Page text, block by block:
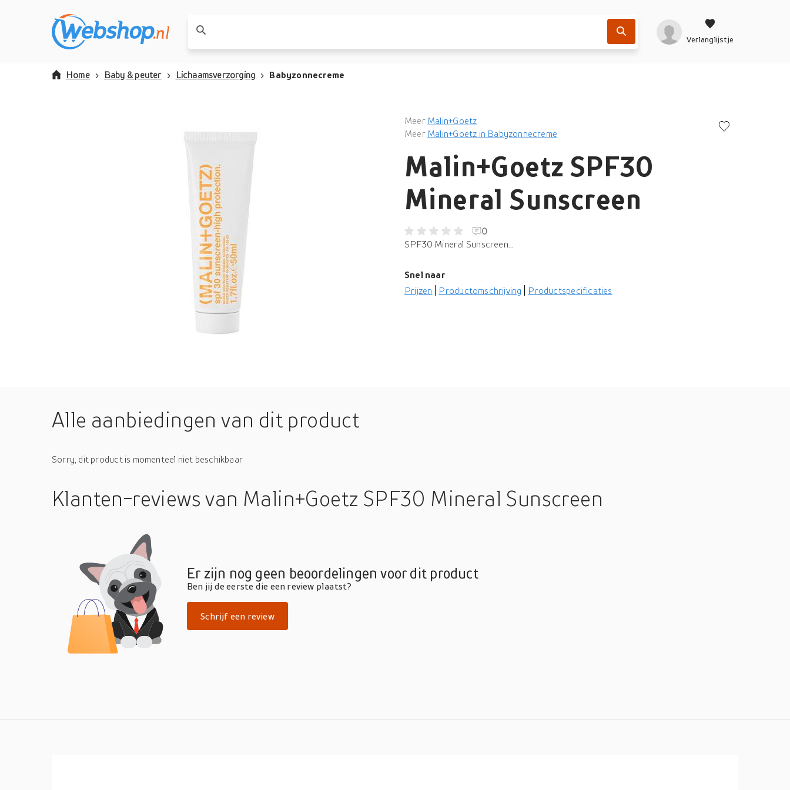
Verlanglijstje
Home Baby & peuter Lichaamsverzorging Babyzonnecreme
Meer Malin+Goetz
Meer Malin+Goetz in Babyzonnecreme
Malin+Goetz SPF30
Mineral Sunscreen
0
SPF30 Mineral Sunscreen...
Snel naar
Prijzen
Productomschrijving Productspecificaties
Alle aanbiedingen van dit product
Sorry, dit product is momenteel niet beschikbaar
Klanten-reviewsvan Malin+Goetz SPF30 Mineral Sunscreen
Er zijn nog geen beoordelingen voor dit product
Ben jij de eerste die een review plaatst?
Schrijf een review